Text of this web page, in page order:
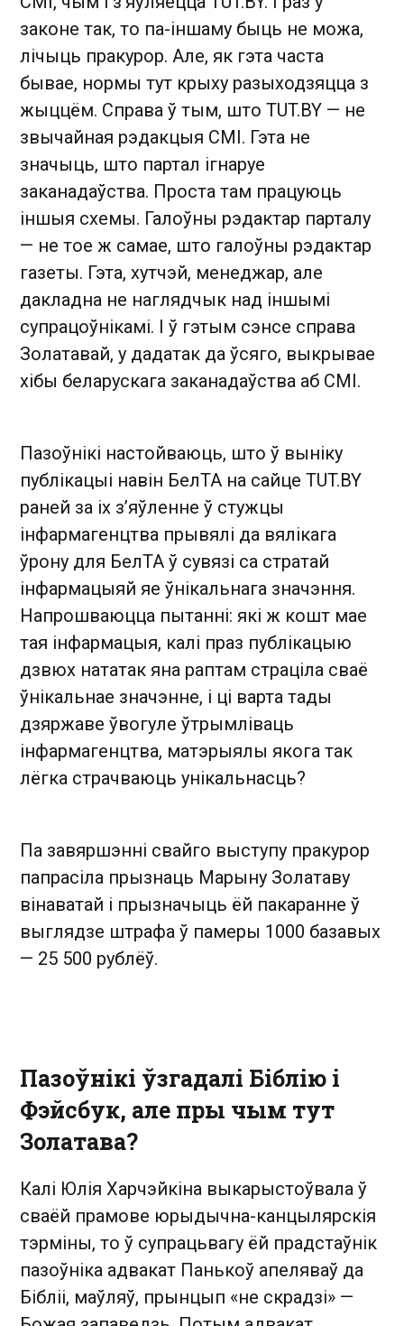
законе так, то па-іншаму быць не можа,
лічыць пракурор. Але, як гэта часта
бывае, нормы тут крыху разыходзяцца з
жыццём. Справа ў тым, што TUT.BY — не
звычайная рэдакцыя СМІ. Гэта не
значыць, што партал ігнаруе
заканадаўства. Проста там працуюць
іншыя схемы. Галоўны рэдактар парталу
— не тое ж самае, што галоўны рэдактар
газеты. Гэта, хутчэй, менеджар, але
дакладна не наглядчык над іншымі
супрацоўнікамі. І ў гэтым сэнсе справа
Золатавай, у дадатак да ўсяго, выкрывае
хібы беларускага заканадаўства аб СМІ.
Пазоўнікі настойваюць, што ў выніку
публікацыі навін БелТА на сайце TUT.BY
раней за іх з’яўленне ў стужцы
інфармагенцтва прывялі да вялікага
ўрону для БелТА ў сувязі са стратай
інфармацыяй яе ўнікальнага значэння.
Напрошваюцца пытанні: які ж кошт мае
тая інфармацыя, калі праз публікацыю
дзвюх нататак яна раптам страціла сваё
ўнікальнае значэнне, і ці варта тады
дзяржаве ўвогуле ўтрымліваць
інфармагенцтва, матэрыялы якога так
лёгка страчваюць унікальнасць?
Па завяршэнні свайго выступу пракурор
папрасіла прызнаць Марыну Золатаву
вінаватай і прызначыць ёй пакаранне ў
выглядзе штрафа ў памеры 1000 базавых
— 25 500 рублёў.
Пазоўнікі ўзгадалі Біблію і
Фэйсбук, але пры чым тут
Золатава?
Калі Юлія Харчэйкіна выкарыстоўвала ў
сваёй прамове юрыдычна-канцылярскія
тэрміны, то ў супрацьвагу ёй прадстаўнік
пазоўніка адвакат Панькоў апеляваў да
Бібліі, маўляў, прынцып «не скрадзі» —